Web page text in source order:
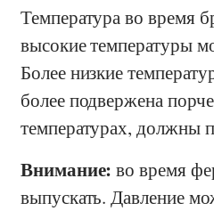
Температура во время
высокие температуры
Более низкие
более подвержена
температурах, должны
Внимание: во время
выпускать. Давление